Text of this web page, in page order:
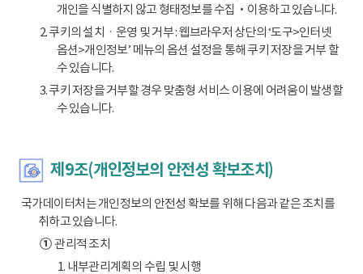
개인을 식별하지 않고 형태정보를 수집‧이용하고 있습니다.
2. 쿠키의 설치ㆍ운영 및 거부 : 웹브라우저 상단의 ‘도구>인터넷
옵션>개인정보’ 메뉴의 옵션 설정을 통해 쿠키 저장을 거부 할
수 있습니다.
3. 쿠키 저장을 거부할 경우 맞춤형 서비스 이용에 어려움이 발생할
수 있습니다.
제9조(개인정보의 안전성 확보조치)
국가데이터처는 개인정보의 안전성 확보를 위해 다음과 같은 조치를
취하고 있습니다.
①관리적 조치
1. 내부관리계획의 수립 및 시행